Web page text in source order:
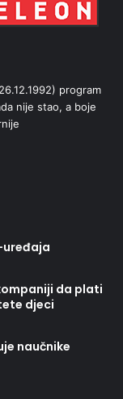
program
nije stao, a boje
da plati
djeci
naučnike